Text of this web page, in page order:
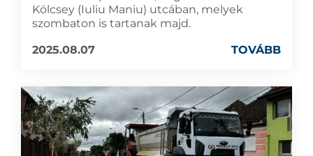
Kölcsey (Iuliu Maniu) utcában, melyek
szombaton is tartanak majd.
2025.08.07
TOVÁBB